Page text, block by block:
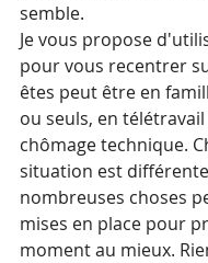
semble.
Je vous propose
pour vous recentrer
êtes peut être en
ou seuls, en
chômage technique.
situation est
nombreuses choses
mises en place pour
moment au mieux.